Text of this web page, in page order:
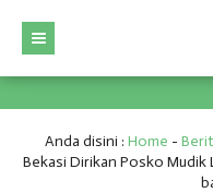
PORTAL
Anda disini : Home -
Bekasi Dirikan Posko Mudik